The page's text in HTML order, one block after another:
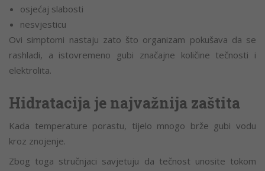
osjećaj slabosti
nesvjesticu
Ovi simptomi nastaju zato što organizam pokušava da se
rashladi, a istovremeno gubi značajne količine tečnosti i
elektrolita.
Hidratacija je najvažnija zaštita
Kada temperature porastu, tijelo mnogo brže gubi vodu
kroz znojenje.
Zbog toga stručnjaci savjetuju da tečnost unosite tokom